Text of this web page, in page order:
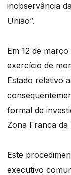
inobservância
União”.
Em 12 de
exercício de
Estado relativo
formal de
Zona Franca da
Este
executivo